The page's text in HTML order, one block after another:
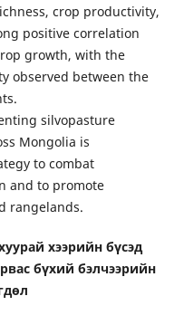
crop productivity,
positive correlation
growth, with the
observed between the
silvopasture
Mongolia is
to combat
and to promote
rangelands.
хээрийн бүсэд
бүхий бэлчээрийн